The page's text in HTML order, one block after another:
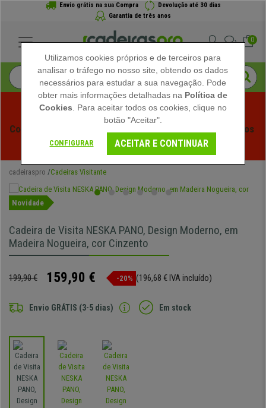
Envio grátis na sua Compra
Devolução até 30 dias
Garantia de três anos
0
Começam os Saldos de Verão em Cadeiraspro! Descontos
Exclusivos por Tempo Limitado - Ver Promoção
cadeiraspro Cadeiras Visitante
Novidade
Cadeira de Visita NESKA PANO, Design Moderno, em
Madeira Nogueira, cor Cinzento
199,90 € 159,90 € -20% (196,68 € IVA incluído)
Envio GRÁTIS (3-5 dias) Em stock
Utilizamos cookies próprios e de terceiros para
analisar o tráfego no nosso site, obtendo os dados
necessários para estudar a sua navegação. Pode
obter mais informações detalhadas na Política de
Cookies . Para aceitar todos os cookies, clique no
botão "Aceitar".
CONFIGURAR ACEITAR E CONTINUAR